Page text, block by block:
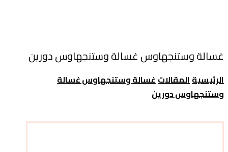
غسالة وستنجهاوس غسالة وستنجهاوس دورين
الرئيسيةالمقالاتغسالة وستنجهاوس غسالة
وستنجهاوس دورين